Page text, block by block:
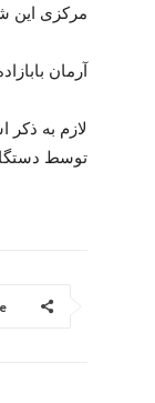
مرکزی این
آرمان
لازم به
توسط